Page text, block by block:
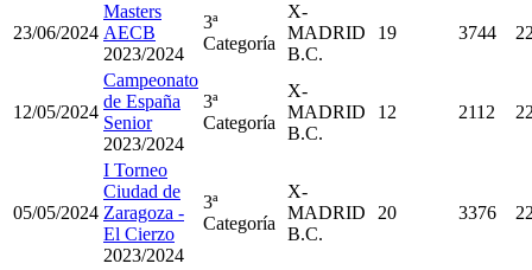
23/06/2024
Masters
AECB
2023/2024
3ª
Categoría
X-
MADRID
B.C.
19 3744
12/05/2024
Campeonato
de España
Senior
2023/2024
3ª
Categoría
X-
MADRID
B.C.
12 2112
05/05/2024
I Torneo
Ciudad de
Zaragoza -
El Cierzo
2023/2024
3ª
Categoría
X-
MADRID
B.C.
20 3376